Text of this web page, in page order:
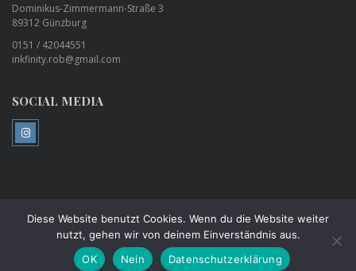
Dominikus-Zimmermann-Straße 3
89312 Günzburg
0151 / 42044551
inkfinity.rob@gmail.com
SOCIAL MEDIA
Inkfinity by Rob Tattoo Studio - Piercing Studio - Günzburg All Rights
Reserved 2026 - Powered By
Impressum
Datenschutzerklärung Datenschutz
Diese Website benutzt Cookies. Wenn du die Website weiter
nutzt, gehen wir von deinem Einverständnis aus.
OK
Nein Datenschutzerklärung